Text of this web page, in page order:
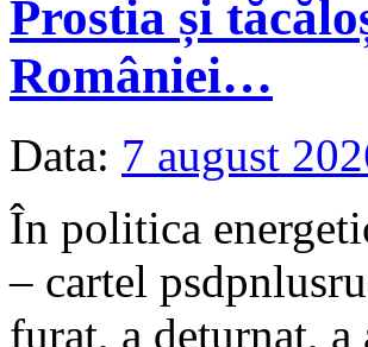
Prostia și
României…
Data: 7 august
În politica
– cartel
furat, a deturnat,